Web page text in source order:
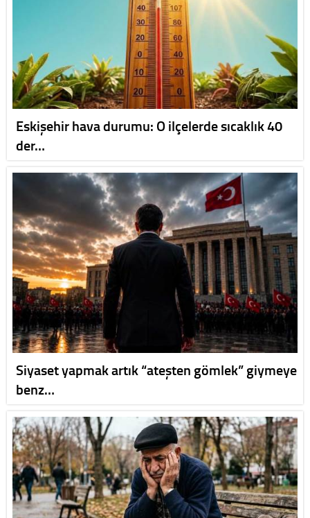
Eskişehir hava durumu: O ilçelerde sıcaklık 40
der…
Siyaset yapmak artık “ateşten gömlek” giymeye
benz…